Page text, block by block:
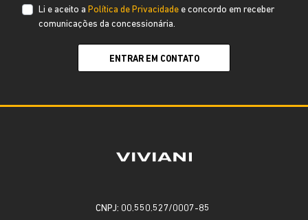
Li e aceito a Política de Privacidade e concordo em receber
comunicações da concessionária.
ENTRAR EM CONTATO
CNPJ: 00.550.527/0007-85